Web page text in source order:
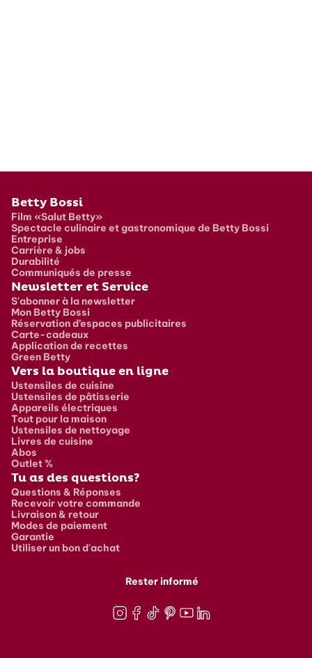
Pied de page
Betty Bossi
Film «Salut Betty»
Spectacle culinaire et gastronomique de Betty Bossi
Entreprise
Carrière & jobs
Durabilité
Communiqués de presse
Newsletter et Service
S'abonner à la newsletter
Mon Betty Bossi
Réservation d’espaces publicitaires
Carte-cadeaux
Application de recettes
Green Betty
Vers la boutique en ligne
Ustensiles de cuisine
Ustensiles de pâtisserie
Appareils électriques
Tout pour la maison
Ustensiles de nettoyage
Livres de cuisine
Abos
Outlet %
Tu as des questions?
Questions & Réponses
Recevoir votre commande
Livraison & retour
Modes de paiement
Garantie
Utiliser un bon d'achat
Rester informé